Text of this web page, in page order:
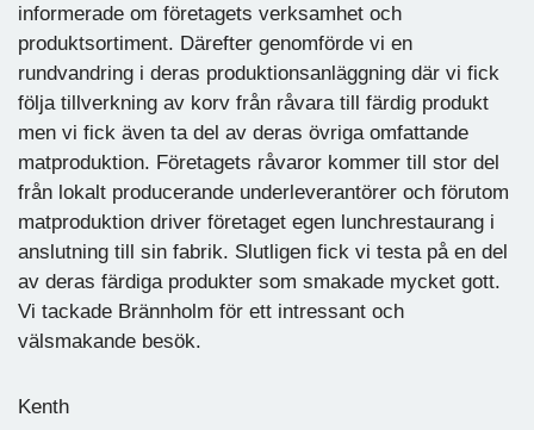
informerade om företagets verksamhet och
produktsortiment. Därefter genomförde vi en
rundvandring i deras produktionsanläggning där vi fick
följa tillverkning av korv från råvara till färdig produkt
men vi fick även ta del av deras övriga omfattande
matproduktion. Företagets råvaror kommer till stor del
från lokalt producerande underleverantörer och förutom
matproduktion driver företaget egen lunchrestaurang i
anslutning till sin fabrik. Slutligen fick vi testa på en del
av deras färdiga produkter som smakade mycket gott.
Vi tackade Brännholm för ett intressant och
välsmakande besök.
Kenth